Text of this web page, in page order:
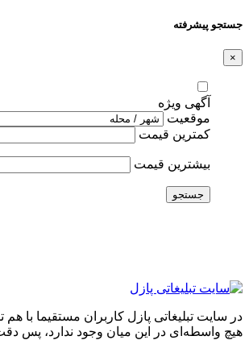
جستجو پیشرفته
×
آگهی ویژه
موقعیت
کمترین قیمت
بیشترین قیمت
جستجو
در سایت تبلیغاتی پازل کاربران مستقیما با
هیچ واسطه‌ای در این میان وجود ندارد، پس